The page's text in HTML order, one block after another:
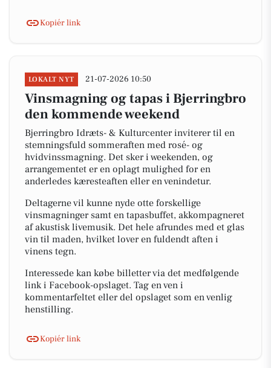
Kopiér link
LOKALT NYT 21-07-2026 10:50
Vinsmagning og tapas i Bjerringbro
den kommende weekend
Bjerringbro Idræts- & Kulturcenter inviterer til en
stemningsfuld sommeraften med rosé- og
hvidvinssmagning. Det sker i weekenden, og
arrangementet er en oplagt mulighed for en
anderledes kæresteaften eller en venindetur.
Deltagerne vil kunne nyde otte forskellige
vinsmagninger samt en tapasbuffet, akkompagneret
af akustisk livemusik. Det hele afrundes med et glas
vin til maden, hvilket lover en fuldendt aften i
vinens tegn.
Interessede kan købe billetter via det medfølgende
link i Facebook-opslaget. Tag en ven i
kommentarfeltet eller del opslaget som en venlig
henstilling.
Kopiér link